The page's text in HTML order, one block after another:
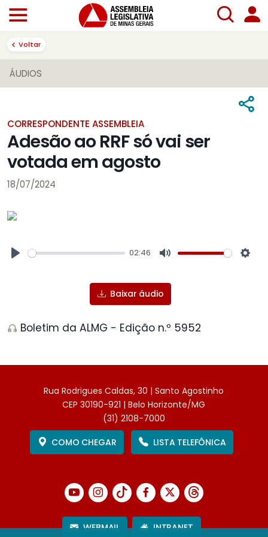
Voltar
ÁUDIOS
CORRESPONDENTE ASSEMBLEIA
Adesão ao RRF só vai ser
votada em agosto
18/07/2024
02:46
Baixar áudio
Boletim da ALMG - Edição n.º 5952
Rua Rodrigues Caldas, 30 | Santo Agostinho
CEP 30190-921 | Belo Horizonte/MG
(31) 2108-7000
COMO CHEGAR
LISTA TELEFÔNICA
WEBMAIL INTRANET